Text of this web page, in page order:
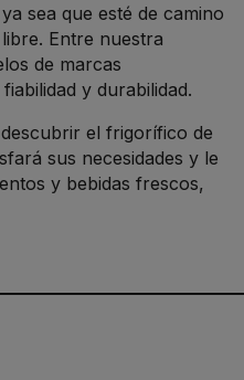
sea que esté de camino
Entre nuestra
de marcas
y durabilidad.
el frigorífico de
sus necesidades y le
y bebidas frescos,